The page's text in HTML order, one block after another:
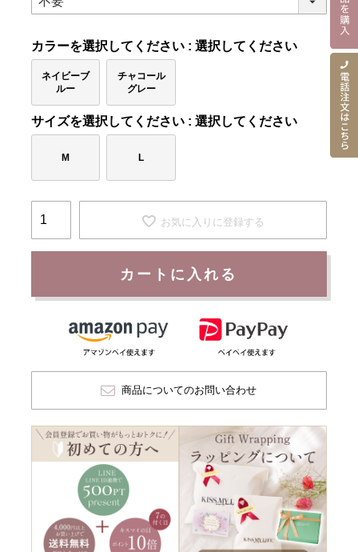
カラー 選択してください
ネイビーブ
ルー
チャコール
グレー
サイズ 選択してください
M L
お気に入りに登録する
カートに入れる
商品についてのお問い合わせ